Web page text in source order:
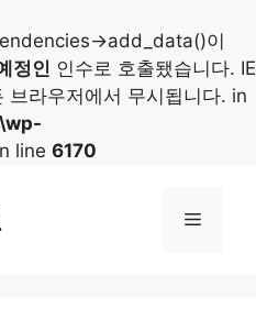
>add_data()이
정인 인수로 호출됐습니다. IE
브라우저에서 무시됩니다. in
line 6170
메